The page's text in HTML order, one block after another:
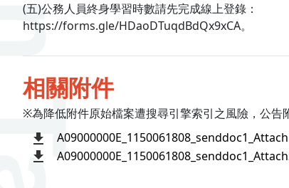
(五)公務人員終身學習時數請先完成線上登錄：
https://forms.gle/HDaoDTuqdBdQx9xCA。
相關附件
※為降低附件原始檔案遭搜尋引擎索引之風險，公告